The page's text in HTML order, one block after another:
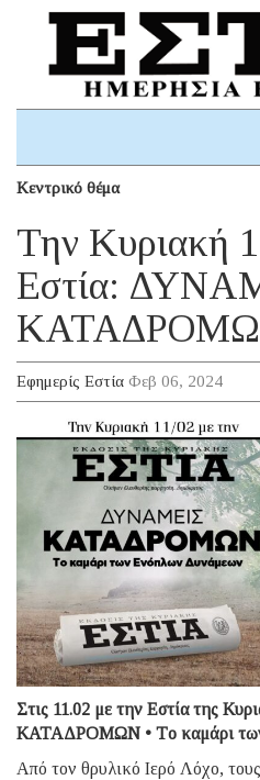
Κεντρικό θέμα
Την Κυριακή
Εστία:
Εφημερίς Εστία Φεβ 06, 2024
Στις 11.02 με την Εστία της
ΚΑΤΑΔΡΟΜΩΝ • Tο καμάρι
Από τον θρυλικό Ιερό Λόχο,